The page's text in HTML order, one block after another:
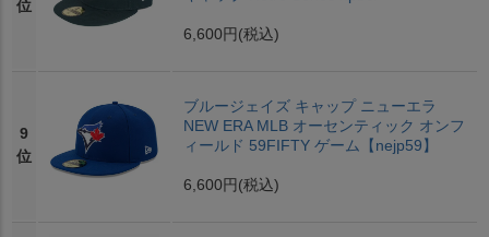
位
6,600円 (税込)
9
位
ブルージェイズ キャップ ニューエラ
NEW ERA MLB オーセンティック オンフ
ィールド 59FIFTY ゲーム【nejp59】
6,600円 (税込)